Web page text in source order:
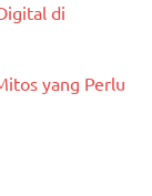
di
yang Perlu